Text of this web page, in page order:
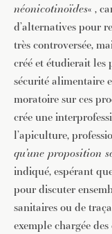
néonicotinoïdes« ,
d’alternatives pour
très controversée,
créé et étudierait les
sécurité alimentaire
moratoire sur ces
crée une
l’apiculture,
qu’une proposition
indiqué, espérant
pour discuter
sanitaires ou de
exemple chargée